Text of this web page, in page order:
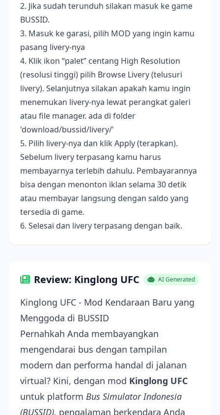
2. Jika sudah terunduh silakan masuk ke game
BUSSID.
3. Masuk ke garasi, pilih MOD yang ingin kamu
pasang livery-nya
4. Klik ikon “palet” centang High Resolution
(resolusi tinggi) pilih Browse Livery (telusuri
livery). Selanjutnya silakan apakah kamu ingin
menemukan livery-nya lewat perangkat galeri
atau file manager. ada di folder
'download/bussid/livery/'
5. Pilih livery-nya dan klik Apply (terapkan).
Sebelum livery terpasang kamu harus
membayarnya terlebih dahulu. Pembayarannya
bisa dengan menonton iklan selama 30 detik
atau membayar langsung dengan saldo yang
tersedia di game.
6. Selesai dan livery terpasang dengan baik.
Review: Kinglong UFC AI Generated
Kinglong UFC - Mod Kendaraan Baru yang
Menggoda di BUSSID
Pernahkah Anda membayangkan
mengendarai bus dengan tampilan
modern dan performa handal di jalanan
virtual? Kini, dengan mod Kinglong UFC
untuk platform Bus Simulator Indonesia
(BUSSID), pengalaman berkendara Anda